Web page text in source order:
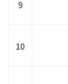
9
10